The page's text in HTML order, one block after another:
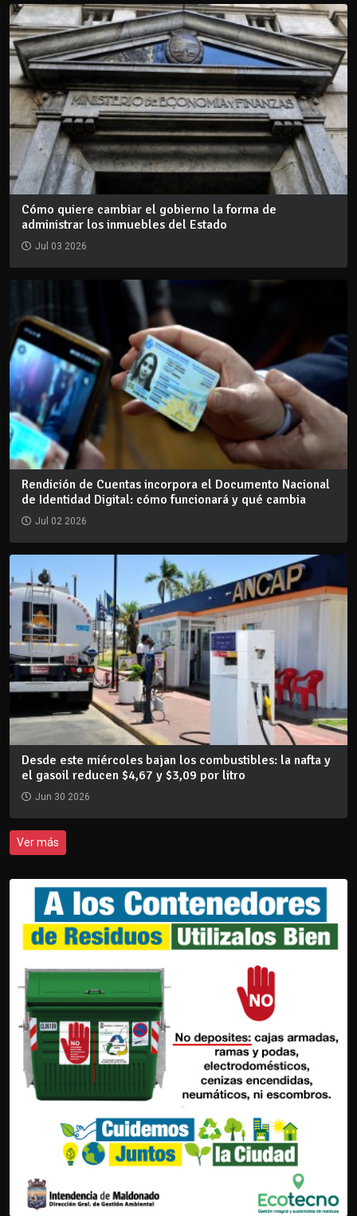
Cómo quiere cambiar el gobierno la forma de
administrar los inmuebles del Estado
Jul 03 2026
Rendición de Cuentas incorpora el Documento Nacional
de Identidad Digital: cómo funcionará y qué cambia
Jul 02 2026
Desde este miércoles bajan los combustibles: la nafta y
el gasoil reducen $4,67 y $3,09 por litro
Jun 30 2026
Ver más